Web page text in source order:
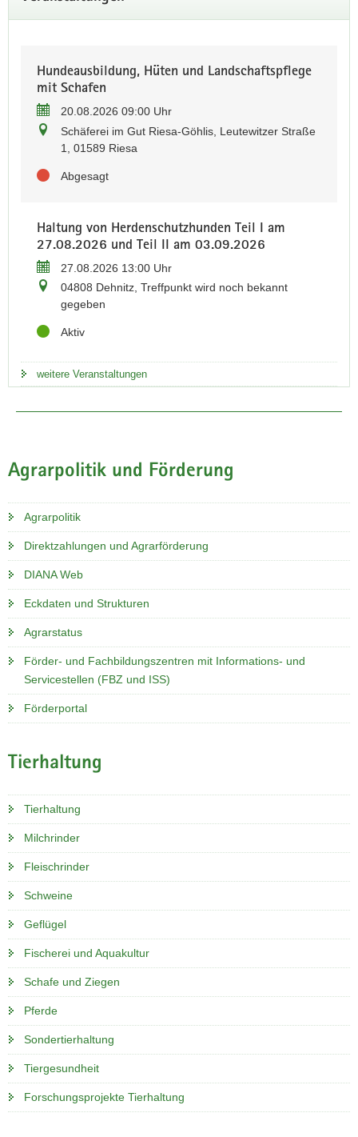
Die Bundesmeisterschaft im Leistungspflügen der Beet- und
Klimaportal Sachsen.
Informationen zur Trockenheit
weitere Veranstaltungen
Agrarpolitik und Förderung
Agrarpolitik
Direktzahlungen und Agrarförderung
DIANA Web
Eckdaten und Strukturen
Agrarstatus
Förder- und Fachbildungszentren mit Informations- und
Servicestellen (FBZ und ISS)
Förderportal
Tierhaltung
Tierhaltung
Milchrinder
Fleischrinder
Schweine
Geflügel
Fischerei und Aquakultur
Schafe und Ziegen
Pferde
Sondertierhaltung
Tiergesundheit
Forschungsprojekte Tierhaltung